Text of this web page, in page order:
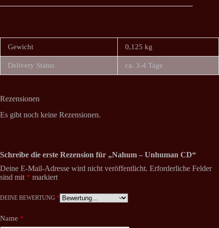
Gewicht 0,125 kg
Delivery Status ca. 3-4 Tage
Rezensionen
Es gibt noch keine Rezensionen.
Schreibe die erste Rezension für „Nahum – Unhuman CD“
Deine E-Mail-Adresse wird nicht veröffentlicht. Erforderliche Felder
sind mit * markiert
DEINE BEWERTUNG *
Name *